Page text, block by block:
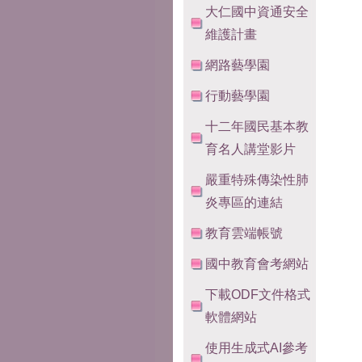
大仁國中資通安全
維護計畫
網路藝學園
行動藝學園
十二年國民基本教
育名人講堂影片
嚴重特殊傳染性肺
炎專區的連結
教育雲端帳號
國中教育會考網站
下載ODF文件格式
軟體網站
使用生成式AI參考